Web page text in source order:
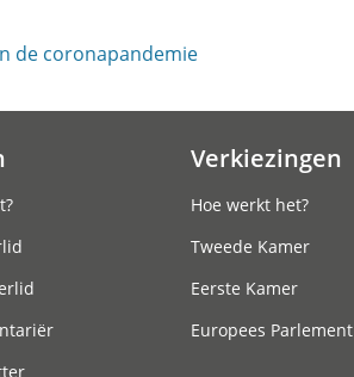
de coronapandemie
Verkiezingen
Hoe werkt het?
Tweede Kamer
Eerste Kamer
Europees Parlement